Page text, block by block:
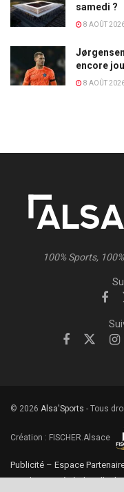
samedi ?
8 AOÛT
encore
8 AOÛT
100% Sports,
© 2026 Alsa'Sports - Tous
Création : FISCHER.Alsace
Publicité – Espace
Conditions générales